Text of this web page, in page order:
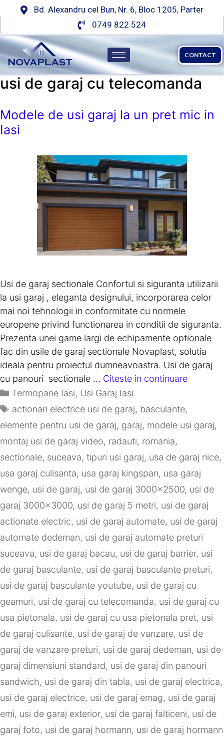
Bd. Alexandru cel Bun, Nr. 6, Bloc 1205, Parter
0749 822 524
CONTACT
usi de garaj cu telecomanda
Modele de usi garaj la un pret mic in
Iasi
Usi de garaj sectionale Confortul si siguranta utilizarii
la usi garaj , eleganta designului, incorporarea celor
mai noi tehnologii in conformitate cu normele
europene privind functionarea in conditii de siguranta.
Prezenta unei game largi de echipamente optionale
fac din usile de garaj sectionale Novaplast, solutia
ideala pentru proiectul dumneavoastra. Usi de garaj
cu panouri sectionale … Citeste in continuare
Termopane Iasi, Usi Garaj Iasi
actionari electrice usi de garaj, basculante,
elemente pentru usi de garaj, garaj, modele usi garaj,
montaj usi de garaj video, radauti, romania,
sectionale, suceava, tipuri usi garaj, usa de garaj nice,
usa garaj culisanta, usa garaj kingspan, usa garaj
wenge, usi de garaj, usi de garaj 3000x2500, usi de
garaj 3000x3000, usi de garaj 5 metri, usi de garaj
actionate electric, usi de garaj automate, usi de garaj
automate dedeman, usi de garaj automate preturi
suceava, usi de garaj bacau, usi de garaj barrier, usi
de garaj basculante, usi de garaj basculante preturi,
usi de garaj basculante youtube, usi de garaj cu
geamuri, usi de garaj cu telecomanda, usi de garaj cu
usa pietonala, usi de garaj cu usa pietonala pret, usi
de garaj culisante, usi de garaj de vanzare, usi de
garaj de vanzare preturi, usi de garaj dedeman, usi de
garaj dimensiuni standard, usi de garaj din panouri
sandwich, usi de garaj din tabla, usi de garaj electrica,
usi de garaj electrice, usi de garaj emag, usi de garaj
emi, usi de garaj exterior, usi de garaj falticeni, usi de
garaj foto, usi de garaj hormann, usi de garaj hormann